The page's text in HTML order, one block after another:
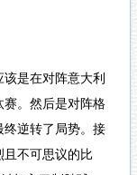
是在对阵意大利
赛。然后是对阵格
逆转了局势。接
且不可思议的比